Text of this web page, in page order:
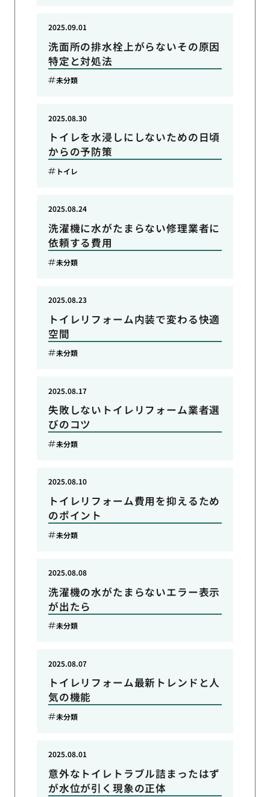
洗面所の排水栓上がらないその原因
特定と対処法
2025.09.01
未分類
トイレを水浸しにしないための日頃
からの予防策
2025.08.30
トイレ
洗濯機に水がたまらない修理業者に
依頼する費用
2025.08.24
未分類
トイレリフォーム内装で変わる快適
空間
2025.08.23
未分類
失敗しないトイレリフォーム業者選
びのコツ
2025.08.17
未分類
トイレリフォーム費用を抑えるため
のポイント
2025.08.10
未分類
洗濯機の水がたまらないエラー表示
が出たら
2025.08.08
未分類
トイレリフォーム最新トレンドと人
気の機能
2025.08.07
未分類
意外なトイレトラブル詰まったはず
が水位が引く現象の正体
2025.08.01